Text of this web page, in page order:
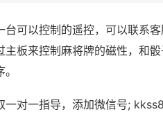
可以控制的遥控，可以联系
板来控制麻将牌的磁性，和
对一指导，添加微信号;